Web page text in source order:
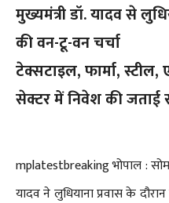
मुख्यमंत्री डॉ. यादव से
की वन-टू-वन चर्चा
टेक्सटाइल, फार्मा,
सेक्टर में निवेश की जताई
mplatestbreaking भोपाल :
यादव ने लुधियाना प्रवास के